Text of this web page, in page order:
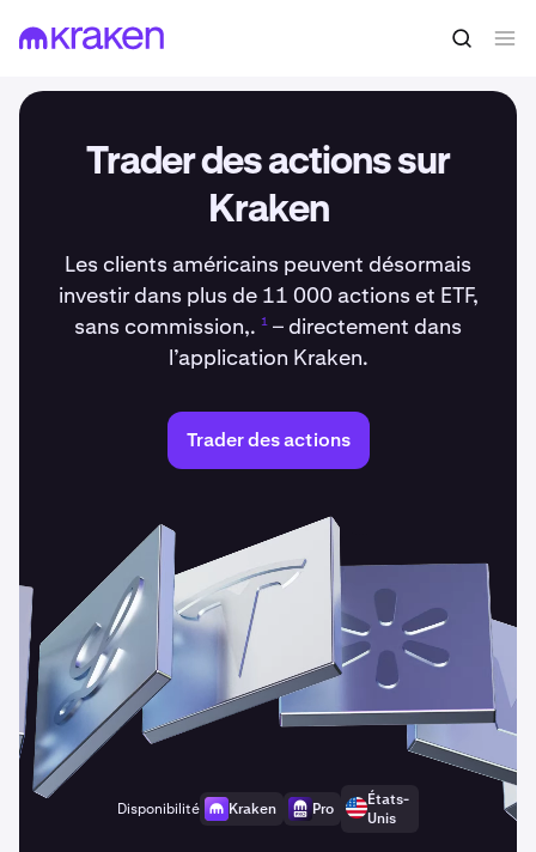
Trader des actions sur
Kraken
Les clients américains peuvent désormais
investir dans plus de 11 000 actions et ETF,
sans commission,. 1 – directement dans
l’application Kraken.
Trader des actions
Disponibilité Kraken Pro
États-
Unis